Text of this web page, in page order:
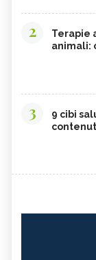
2
Terapie
animali:
3
9 cibi